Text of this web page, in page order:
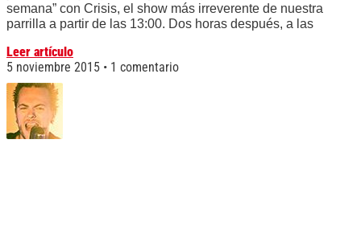
semana” con Crisis, el show más irreverente de nuestra
parrilla a partir de las 13:00. Dos horas después, a las
Leer artículo
5 noviembre 2015
1 comentario